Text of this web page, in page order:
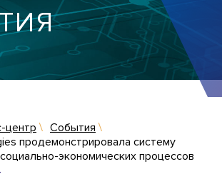
центр
События
продемонстрировала систему
экономических процессов